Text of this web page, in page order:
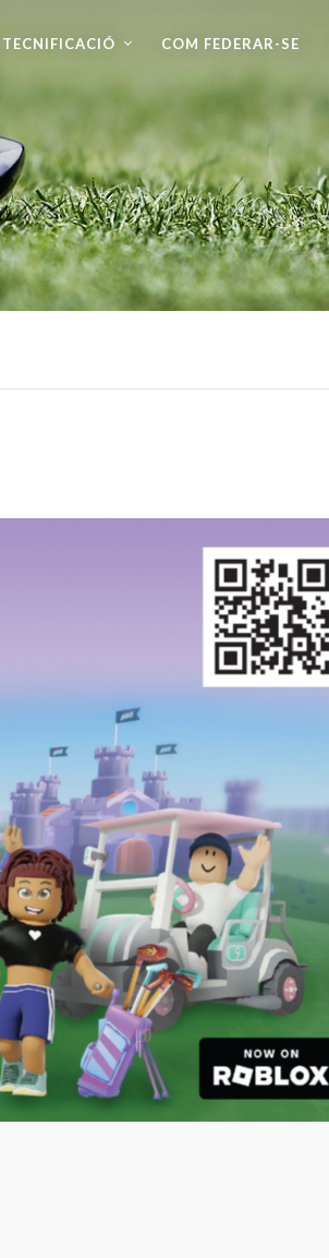
TECNIFICACIÓ COM FEDERAR-SE